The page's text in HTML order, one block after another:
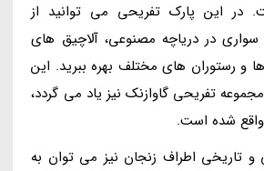
در این پارک تفریحی می توانید از
سواری در دریاچه مصنوعی، آلاچیق های
و رستوران های مختلف بهره ببرید. این
تفریحی گاوازنک نیز یاد می گردد،
شده است.
و تاریخی اطراف زنجان نیز می توان به